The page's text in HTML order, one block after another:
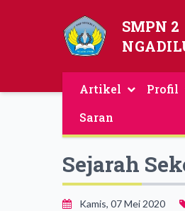
SMPN 2
Artikel Profil
Saran
Sejarah
Kamis, 07 Mei 2020